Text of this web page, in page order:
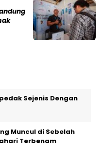
Sejenis Dengan
Muncul di Sebelah
Terbenam